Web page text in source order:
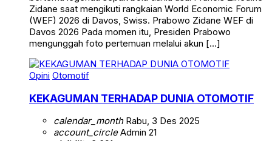
Zidane saat mengikuti rangkaian World Economic Forum
(WEF) 2026 di Davos, Swiss. Prabowo Zidane WEF di
Davos 2026 Pada momen itu, Presiden Prabowo
mengunggah foto pertemuan melalui akun […]
Opini Otomotif
KEKAGUMAN TERHADAP DUNIA OTOMOTIF
calendar_monthRabu, 3 Des 2025
account_circleAdmin 21